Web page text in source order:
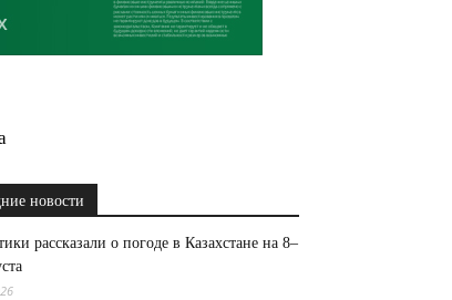
новости
рассказали о погоде в Казахстане на 8–